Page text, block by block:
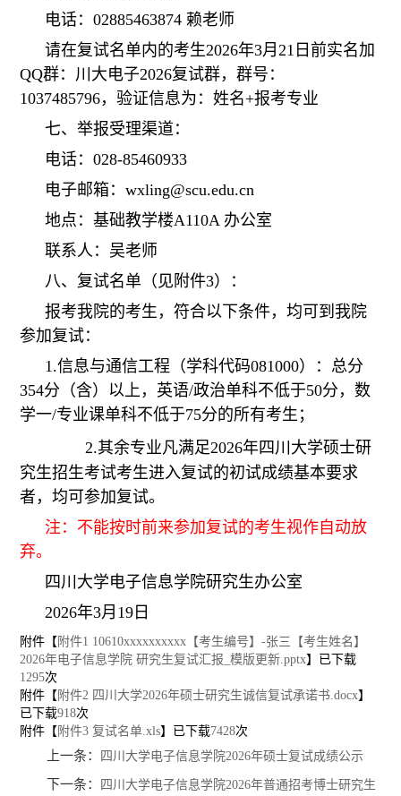
电话：02885463874 赖老师
请在复试名单内的考生2026年3月21日前实名加
QQ群：川大电子2026复试群，群号：
1037485796，验证信息为：姓名+报考专业
七、举报受理渠道：
电话：028-85460933
电子邮箱：wxling@scu.edu.cn
地点：基础教学楼A110A 办公室
联系人：吴老师
八、复试名单（见附件3）：
报考我院的考生，符合以下条件，均可到我院
参加复试：
1.信息与通信工程（学科代码081000）： 总分
354分 （含）以上，英语/政治单科不低于50分，数
学一/专业课单科不低于75分的所有考生 ；
2.其余专业凡满足2026年四川大学硕士研
究生招生考试考生进入复试的初试成绩基本要求
者，均可参加复试。
注：不能按时前来参加复试的考生视作自动放
弃。
四川大学电子信息学院研究生办公室
2026年3月 19日
附件【 附件1 10610xxxxxxxxxx【考生编号】-张三【考生姓名】
2026年电子信息学院 研究生复试汇报_模版更新.pptx】已下载
1295次
附件【 附件2 四川大学2026年硕士研究生诚信复试承诺书.docx】
已下载918次
附件【 附件3 复试名单.xls】已下载7428次
上一条： 四川大学电子信息学院2026年硕士复试成绩公示
下一条： 四川大学电子信息学院2026年普通招考博士研究生